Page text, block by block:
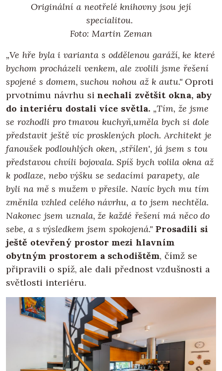
Originální a neotřelé knihovny jsou její
specialitou.
Foto: Martin Zeman
„Ve hře byla i varianta s oddělenou garáží, ke které
bychom procházeli venkem, ale zvolili jsme řešení
spojené s domem, suchou nohou až k autu."Oproti
prvotnímu návrhu sinechali zvětšit okna, aby
do interiéru dostali více světla. „Tím, že jsme
se rozhodli pro tmavou kuchyň,uměla bych si dole
představit ještě víc prosklených ploch. Architekt je
fanoušek podlouhlých oken, ‚střílen', já jsem s tou
představou chvíli bojovala. Spíš bych volila okna až
k podlaze, nebo výšku se sedacími parapety, ale
byli na mě s mužem v přesile. Navíc bych mu tím
změnila vzhled celého návrhu, a to jsem nechtěla.
Nakonec jsem uznala, že každé řešení má něco do
sebe, a s výsledkem jsem spokojená." Prosadili si
ještě otevřený prostor mezi hlavním
obytným prostorem a schodištěm, čímž se
připravili o spíž, ale dali přednost vzdušnosti a
světlosti interiéru.